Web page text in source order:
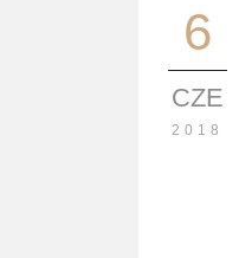
6
CZE
2018